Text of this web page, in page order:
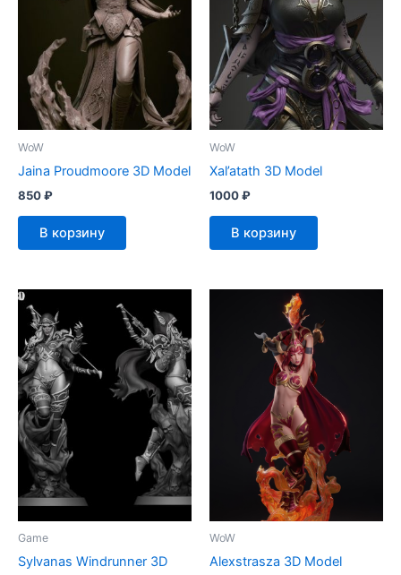
WoW
Jaina Proudmoore 3D Model
850₽
В корзину
WoW
Xal’atath 3D Model
1000₽
В корзину
Game
Sylvanas Windrunner 3D
WoW
Alexstrasza 3D Model